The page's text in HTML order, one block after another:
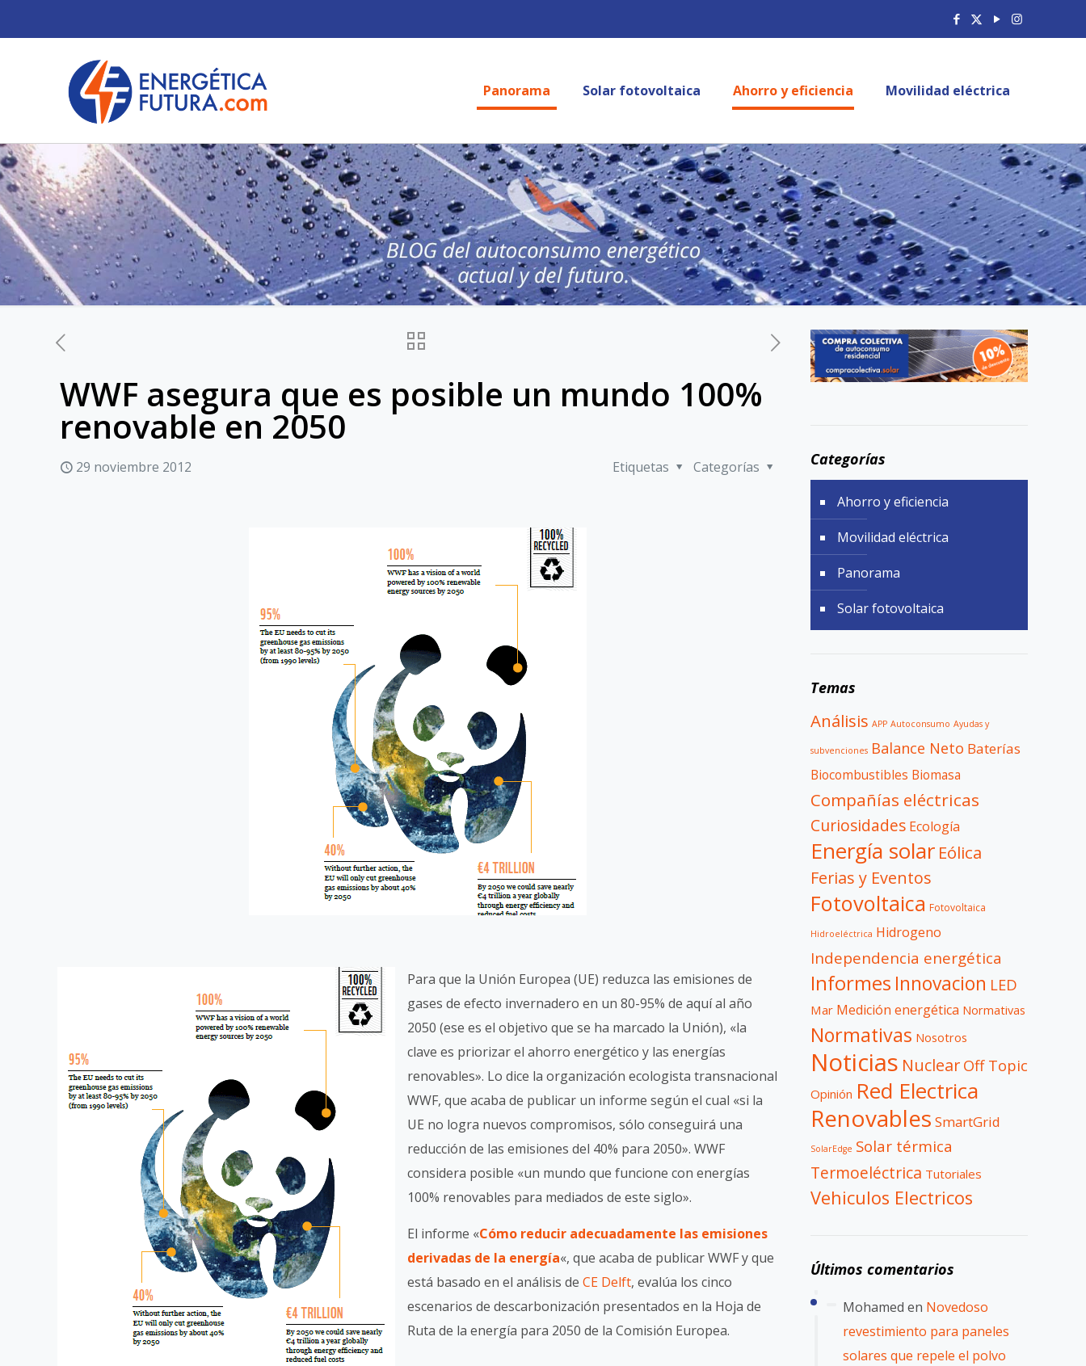
Panorama Solar fotovoltaica Ahorro y eficiencia Movilidad eléctrica
WWF asegura que es posible un mundo 100%
renovable en 2050
29 noviembre 2012 Categorías
Etiquetas
Para que la Unión Europea (UE) reduzca las emisiones de
gases de efecto invernadero en un 80-95% de aquí al año
2050 (ese es el objetivo que se ha marcado la Unión), «la
clave es priorizar el ahorro energético y las energías
renovables». Lo dice la organización ecologista transnacional
WWF, que acaba de publicar un informe según el cual «si la
UE no logra nuevos compromisos, sólo conseguirá una
reducción de las emisiones del 40% para 2050». WWF
considera posible «un mundo que funcione con energías
100% renovables para mediados de este siglo».
El informe «Cómo reducir adecuadamente las emisiones
derivadas de la energía«, que acaba de publicar WWF y que
está basado en el análisis deCE Delft, evalúa los cinco
escenarios de descarbonización presentados en la Hoja de
Ruta de la energía para 2050 de la Comisión Europea.
Categorías
Ahorro y eficiencia
Movilidad eléctrica
Panorama
Solar fotovoltaica
Temas
Análisis APP Autoconsumo Ayudas y
subvenciones Balance Neto Baterías
Biocombustibles Biomasa
Compañías eléctricas
Curiosidades Ecología
Energía solar Eólica
Ferias y Eventos
Fotovoltaica Fotovoltaica
Hidroeléctrica Hidrogeno
Independencia energética
Informes Innovacion LED
Mar Medición energética Normativas
Normativas Nosotros
Noticias Nuclear Off Topic
Opinión Red Electrica
Renovables SmartGrid
SolarEdge Solar térmica
Termoeléctrica Tutoriales
Vehiculos Electricos
Últimos comentarios
Mohamed en Novedoso
revestimiento para paneles
solares que repele el polvo